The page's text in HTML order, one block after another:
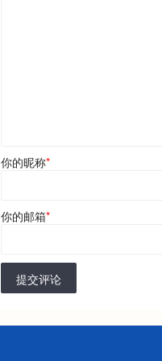
你的昵称*
你的邮箱*
提交评论